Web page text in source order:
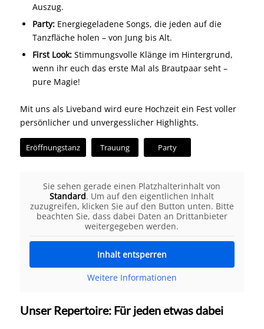
Auszug.
Party:Energiegeladene Songs, die jeden auf die
Tanzfläche holen – von Jung bis Alt.
First Look:Stimmungsvolle Klänge im Hintergrund,
wenn ihr euch das erste Mal als Brautpaar seht –
pure Magie!
Mit uns als Liveband wird eure Hochzeit ein Fest voller
persönlicher und unvergesslicher Highlights.
Eröffnungstanz Trauung Party
Sie sehen gerade einen Platzhalterinhalt von
Standard. Um auf den eigentlichen Inhalt
zuzugreifen, klicken Sie auf den Button unten. Bitte
beachten Sie, dass dabei Daten an Drittanbieter
weitergegeben werden.
Inhalt entsperren
Weitere Informationen
Unser Repertoire: Für jeden etwas dabei